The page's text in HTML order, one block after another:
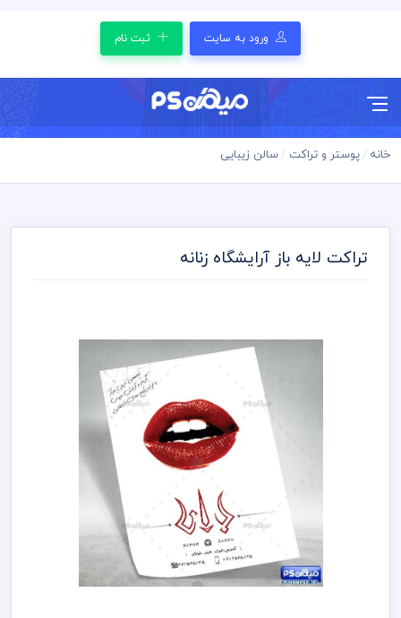
ورود به سایت ثبت نام
خانه پوستر و تراکت سالن زیبایی
تراکت لایه باز آرایشگاه زنانه